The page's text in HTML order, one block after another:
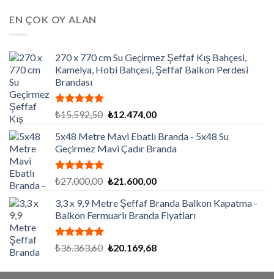
EN ÇOK OY ALAN
270 x 770 cm Su Geçirmez Şeffaf Kış Bahçesi,
Kamelya, Hobi Bahçesi, Şeffaf Balkon Perdesi
Brandası
5 üzerinden
aldı
₺15.592,50 Orijinal
₺15.592,50.
₺12.474,00Şu
fiyat:
₺12.474,00.
5x48 Metre Mavi Ebatlı Branda - 5x48 Su
Geçirmez Mavi Çadır Branda
5 üzerinden
aldı
₺27.000,00 Orijinal
₺27.000,00.
₺21.600,00Şu
fiyat:
₺21.600,00.
3,3 x 9,9 Metre Şeffaf Branda Balkon Kapatma -
Balkon Fermuarlı Branda Fiyatları
5 üzerinden
₺36.363,60 Orijinal
₺36.363,60.
₺20.169,68Şu
fiyat: